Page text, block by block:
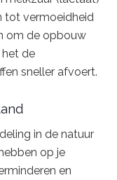
tot vermoeidheid
om de opbouw
de
sneller afvoert.
in de natuur
op je
en